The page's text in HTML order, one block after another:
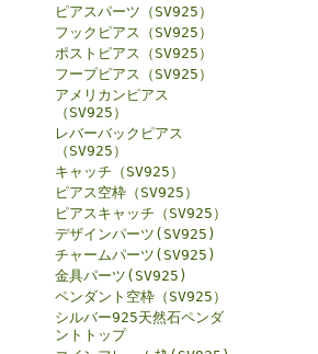
ピアスパーツ（SV925）
フックピアス（SV925）
ポストピアス（SV925）
フープピアス（SV925）
アメリカンピアス
（SV925）
レバーバックピアス
（SV925）
キャッチ（SV925）
ピアス空枠（SV925）
ピアスキャッチ（SV925）
デザインパーツ(SV925)
チャームパーツ(SV925)
金具パーツ(SV925)
ペンダント空枠（SV925）
シルバー925天然石ペンダ
ントトップ